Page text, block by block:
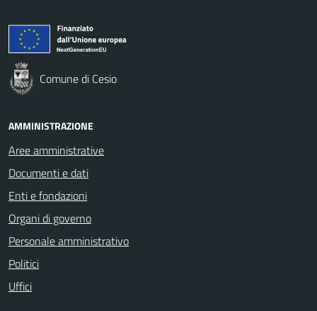
Comune di Cesio
AMMINISTRAZIONE
Aree amministrative
Documenti e dati
Enti e fondazioni
Organi di governo
Personale amministrativo
Politici
Uffici